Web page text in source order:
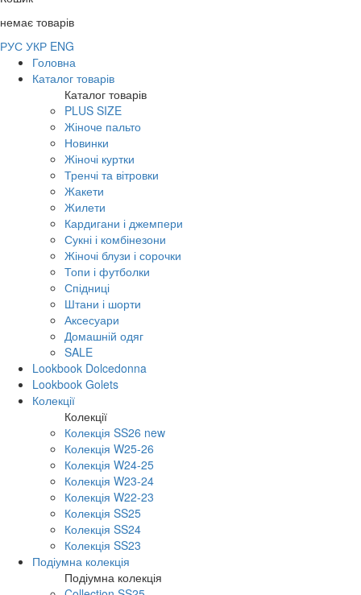
немає товарів
РУС УКР ENG
Головна
Каталог товарів
Каталог товарів
PLUS SIZE
Жіноче пальто
Новинки
Жіночі куртки
Тренчі та вітровки
Жакети
Жилети
Кардигани і джемпери
Сукні і комбінезони
Жіночі блузи і сорочки
Топи і футболки
Спідниці
Штани і шорти
Аксесуари
Домашній одяг
SALE
Lookbook Dolcedonna
Lookbook Golets
Колекції
Колекції
Колекція SS26 new
Колекція W25-26
Колекція W24-25
Колекція W23-24
Колекція W22-23
Колекція SS25
Колекція SS24
Колекція SS23
Подіумна колекція
Подіумна колекція